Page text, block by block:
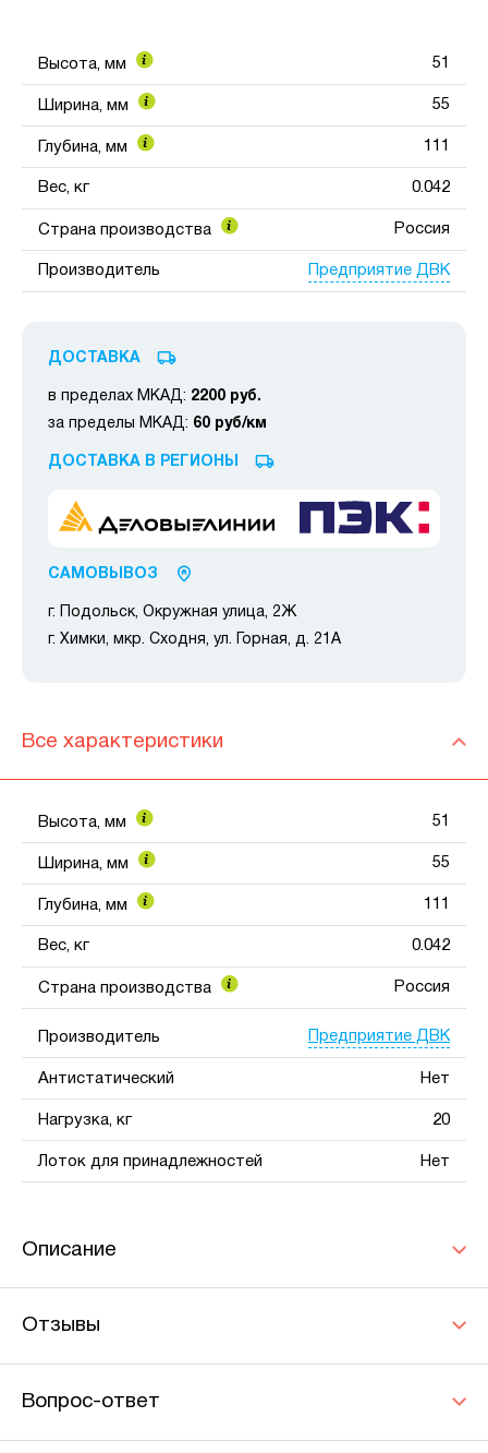
Высота, мм 51
Ширина, мм 55
Глубина, мм 111
Вес, кг 0.042
Страна производства Россия
Производитель Предприятие ДВК
ДОСТАВКА
в пределах МКАД: 2200 руб.
за пределы МКАД: 60 руб/км
ДОСТАВКА В РЕГИОНЫ
САМОВЫВОЗ
г. Подольск, Окружная улица, 2Ж
г. Химки, мкр. Сходня, ул. Горная, д. 21А
Все характеристики
Высота, мм 51
Ширина, мм 55
Глубина, мм 111
Вес, кг 0.042
Страна производства Россия
Производитель Предприятие ДВК
Антистатический Нет
Нагрузка, кг 20
Лоток для принадлежностей Нет
Описание
Отзывы
Вопрос-ответ